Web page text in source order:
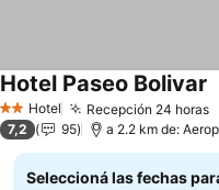
2 Estrellas
Hotel Recepción 24 horas
Hotel Paseo Bolivar
7,2 95 a 2.2 km de:
Seleccioná las fechas